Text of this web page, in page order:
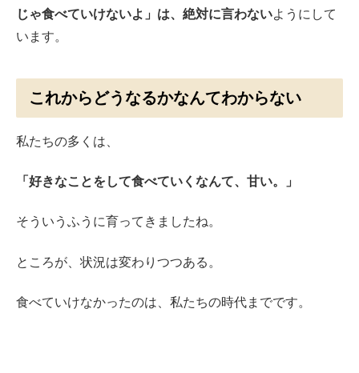
じゃ食べていけないよ」は、絶対に言わないようにして
います。
これからどうなるかなんてわからない
私たちの多くは、
「好きなことをして食べていくなんて、甘い。」
そういうふうに育ってきましたね。
ところが、状況は変わりつつある。
食べていけなかったのは、私たちの時代までです。